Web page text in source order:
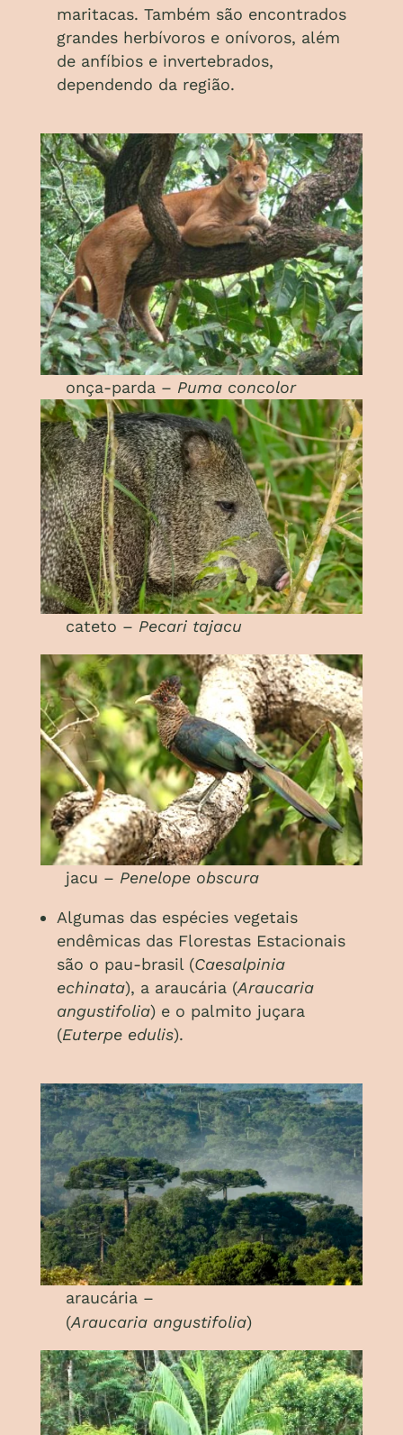
maritacas. Também são encontrados
grandes herbívoros e onívoros, além
de anfíbios e invertebrados,
dependendo da região.
onça-parda – Puma concolor
cateto – Pecari tajacu
jacu – Penelope obscura
Algumas das espécies vegetais
endêmicas das Florestas Estacionais
são o pau-brasil (Caesalpinia
echinata), a araucária (Araucaria
angustifolia) e o palmito juçara
(Euterpe edulis).
araucária –
(Araucaria angustifolia)